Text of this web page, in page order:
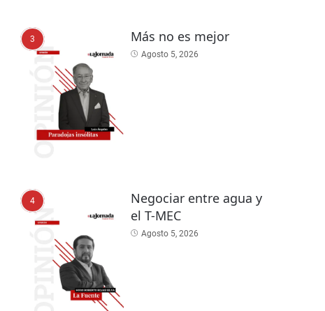
3 Más no es mejor
Agosto 5, 2026
4
Negociar entre agua y
el T-MEC
Agosto 5, 2026